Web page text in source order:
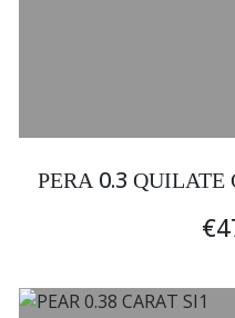
PERA 0.3 QUILATE